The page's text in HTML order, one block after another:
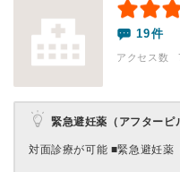
19件
アクセス数
緊急避妊薬（アフターピ
対面診療が可能 ■緊急避妊薬